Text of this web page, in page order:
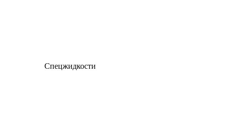
Спецжидкости